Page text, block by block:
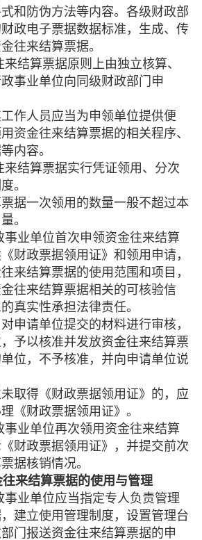
和防伪方法等内容。各级财政部
政电子票据数据标准，生成、传
往来结算票据。
算票据原则上由独立核算、
事业单位向同级财政部门申
人员应当为申领单位提供便
资金往来结算票据的相关程序、
内容。
结算票据实行凭证领用、分次
。
一次领用的数量一般不超过本
。
业单位首次申领资金往来结算
财政票据领用证》和领用申请，
来结算票据的使用范围和项目，
往来结算票据相关的可核验信
真实性承担法律责任。
请单位提交的材料进行审核，
予以核准并发放资金往来结算票
位，不予核准，并向申请单位说
得《财政票据领用证》的，应
《财政票据领用证》。
业单位再次领用资金往来结算
财政票据领用证》，并提交前次
据核销情况。
来结算票据的使用与管理
业单位应当指定专人负责管理
建立使用管理制度，设置管理台
门报送资金往来结算票据的申